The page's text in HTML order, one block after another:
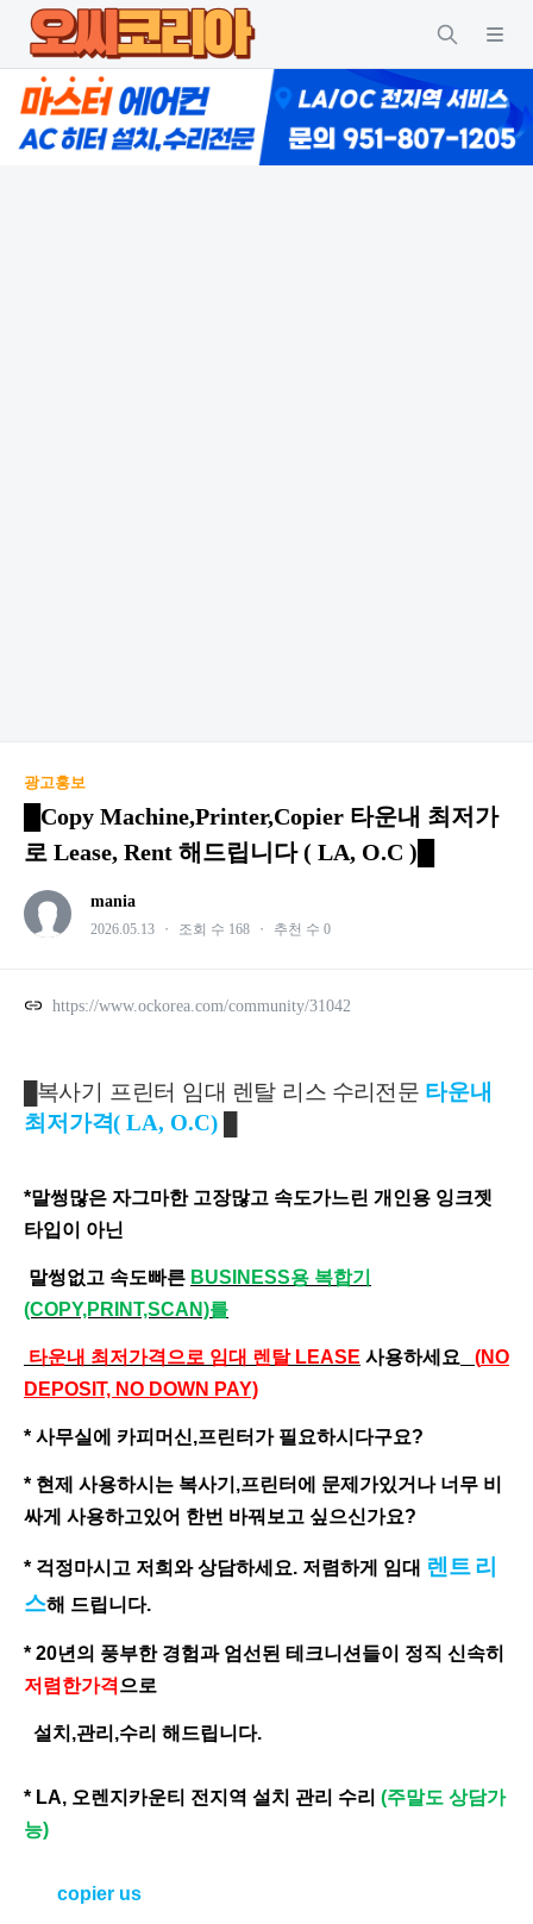
광고홍보
█Copy Machine,Printer,Copier 타운내 최저가
로 Lease, Rent 해드립니다 ( LA, O.C )█
mania
2026.05.13 ・ 조회 수 168 ・ 추천 수 0
https://www.ockorea.com/community/31042
복사기 프린터 임대 렌탈 리스 수리 전문 타운내
최저가격( LA, O.C)
*말썽많은 자그마한 고장많고 속도가느린 개인용 잉크젯
타입이 아닌
말썽없고 속도빠른 BUSINESS용 복합기
(COPY,PRINT,SCAN)를
타운내 최저가격으로 임대 렌탈 LEASE 사용하세요 (NO
DEPOSIT, NO DOWN PAY)
* 사무실에 카피머신,프린터가 필요하시다구요?
* 현제 사용하시는 복사기,프린터에 문제가있거나 너무 비
싸게 사용하고있어 한번 바꿔보고 싶으신가요?
* 걱정마시고 저희와 상담하세요. 저렴하게 임대 렌트리
스해 드립니다.
* 20년의 풍부한 경험과 엄선된 테크니션들이 정직 신속히
저렴한가격으로
설치,관리,수리 해드립니다.
* LA, 오렌지카운티 전지역 설치 관리 수리 (주말도 상담가
능)
copier us